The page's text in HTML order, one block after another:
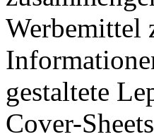
Werbemittel
gestaltete
Cover-